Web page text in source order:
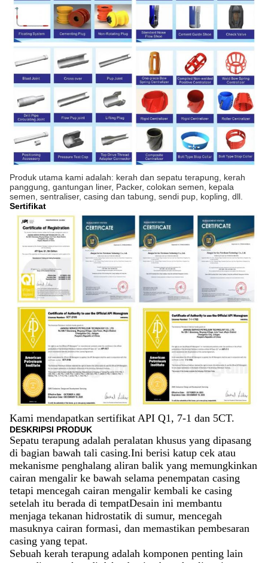
Produk utama kami adalah: kerah dan sepatu terapung, kerah
panggung, gantungan liner, Packer, colokan semen, kepala
semen, sentraliser, casing dan tabung, sendi pup, kopling, dll.
Sertifikat
Kami mendapatkan sertifikat API Q1, 7-1 dan 5CT.
DESKRIPSI PRODUK
Sepatu terapung adalah peralatan khusus yang dipasang
di bagian bawah tali casing.Ini berisi katup cek atau
mekanisme penghalang aliran balik yang memungkinkan
cairan mengalir ke bawah selama penempatan casing
tetapi mencegah cairan mengalir kembali ke casing
setelah itu berada di tempatDesain ini membantu
menjaga tekanan hidrostatik di sumur, mencegah
masuknya cairan formasi, dan memastikan pembesaran
casing yang tepat.
Sebuah kerah terapung adalah komponen penting lain